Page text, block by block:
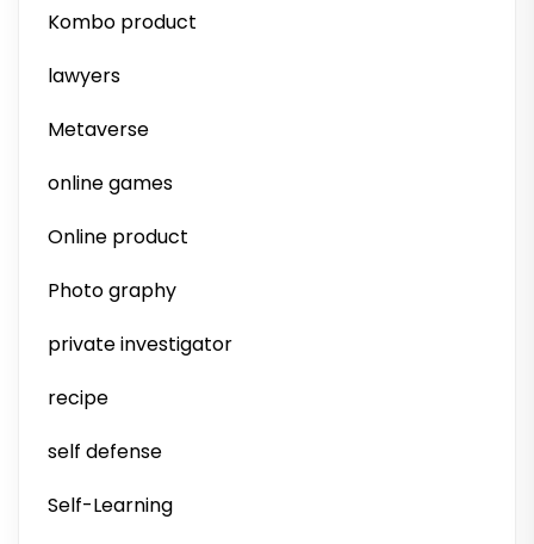
Kombo product
lawyers
Metaverse
online games
Online product
Photo graphy
private investigator
recipe
self defense
Self-Learning